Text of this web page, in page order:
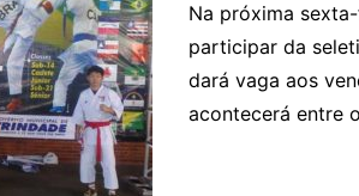
Na próxima
participar da
dará vaga aos
acontecerá entre